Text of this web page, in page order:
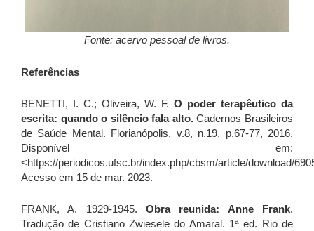
Fonte: acervo pessoal de livros.
Referências
BENETTI, I. C.; Oliveira, W. F. O poder terapêutico da
escrita: quando o silêncio fala alto.Cadernos Brasileiros
de Saúde Mental. Florianópolis, v.8, n.19, p.67-77, 2016.
Disponível em:
<https://periodicos.ufsc.br/index.php/cbsm/article/download/
Acesso em 15 de mar. 2023.
FRANK, A. 1929-1945. Obra reunida: Anne Frank.
Tradução de Cristiano Zwiesele do Amaral. 1ª ed. Rio de